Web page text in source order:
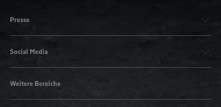
Presse
Social Media
Weitere Bereiche